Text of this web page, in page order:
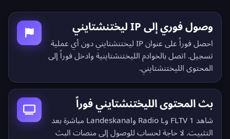
وصول فوري إلى IP ليختنشتايني
احصل فوراً على عنوان IP ليختنشتايني دون أي عملية
تسجيل. اتصل بالخوادم الليختنشتاينية وادخل فوراً إلى
المحتوى الليختنشتايني.
بث المحتوى الليختنشتايني فوراً
شاهد 1 FLTV وRadio L وLandeskanal مباشرة بعد
التثبيت. لا حاجة لحساب للوصول إلى منصات البث